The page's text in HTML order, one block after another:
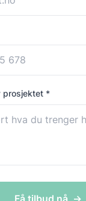
prosjektet *
Få tilbud nå →